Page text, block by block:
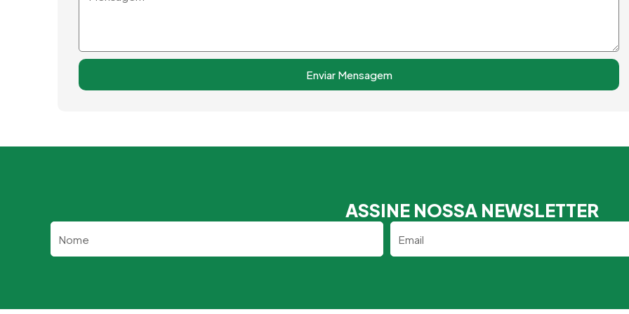
Enviar Mensagem
ASSINE NOSSA NEWSLETTER